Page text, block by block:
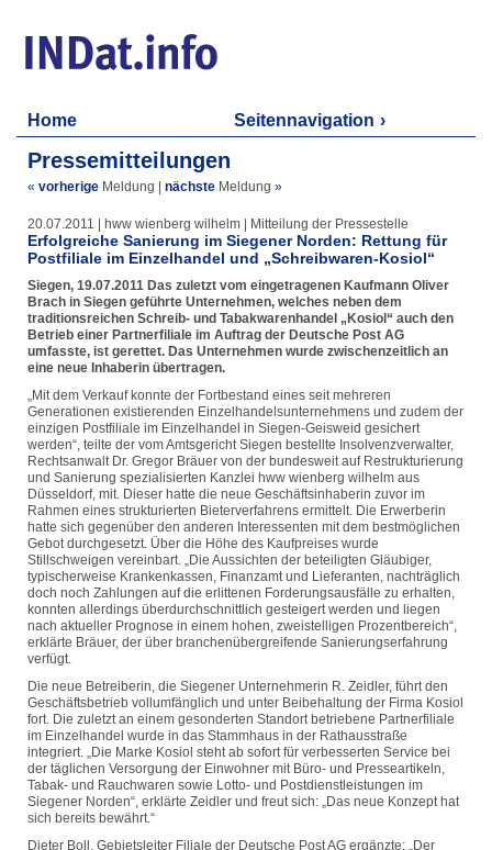
Home Seitennavigation
Pressemitteilungen
« vorherige Meldung nächste Meldung »
20.07.2011 | hww wienberg wilhelm | Mitteilung der Pressestelle
Erfolgreiche Sanierung im Siegener Norden: Rettung für
Postfiliale im Einzelhandel und „Schreibwaren-Kosiol“
Siegen, 19.07.2011 Das zuletzt vom eingetragenen Kaufmann Oliver
Brach in Siegen geführte Unternehmen, welches neben dem
traditionsreichen Schreib- und Tabakwarenhandel „Kosiol“ auch den
Betrieb einer Partnerfiliale im Auftrag der Deutsche Post AG
umfasste, ist gerettet. Das Unternehmen wurde zwischenzeitlich an
eine neue Inhaberin übertragen.
„Mit dem Verkauf konnte der Fortbestand eines seit mehreren
Generationen existierenden Einzelhandelsunternehmens und zudem der
einzigen Postfiliale im Einzelhandel in Siegen-Geisweid gesichert
werden“, teilte der vom Amtsgericht Siegen bestellte Insolvenzverwalter,
Rechtsanwalt Dr. Gregor Bräuer von der bundesweit auf Restrukturierung
und Sanierung spezialisierten Kanzlei hww wienberg wilhelm aus
Düsseldorf, mit. Dieser hatte die neue Geschäftsinhaberin zuvor im
Rahmen eines strukturierten Bieterverfahrens ermittelt. Die Erwerberin
hatte sich gegenüber den anderen Interessenten mit dem bestmöglichen
Gebot durchgesetzt. Über die Höhe des Kaufpreises wurde
Stillschweigen vereinbart. „Die Aussichten der beteiligten Gläubiger,
typischerweise Krankenkassen, Finanzamt und Lieferanten, nachträglich
doch noch Zahlungen auf die erlittenen Forderungsausfälle zu erhalten,
konnten allerdings überdurchschnittlich gesteigert werden und liegen
nach aktueller Prognose in einem hohen, zweistelligen Prozentbereich“,
erklärte Bräuer, der über branchenübergreifende Sanierungserfahrung
verfügt.
Die neue Betreiberin, die Siegener Unternehmerin R. Zeidler, führt den
Geschäftsbetrieb vollumfänglich und unter Beibehaltung der Firma Kosiol
fort. Die zuletzt an einem gesonderten Standort betriebene Partnerfiliale
im Einzelhandel wurde in das Stammhaus in der Rathausstraße
integriert. „Die Marke Kosiol steht ab sofort für verbesserten Service bei
der täglichen Versorgung der Einwohner mit Büro- und Presseartikeln,
Tabak- und Rauchwaren sowie Lotto- und Postdienstleistungen im
Siegener Norden“, erklärte Zeidler und freut sich: „Das neue Konzept hat
sich bereits bewährt.“
Dieter Boll, Gebietsleiter Filiale der Deutsche Post AG ergänzte: „Der